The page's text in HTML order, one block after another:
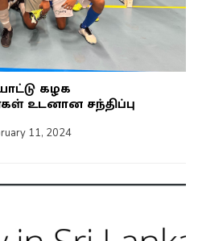
கழக
உடனான சந்திப்பு
11, 2024